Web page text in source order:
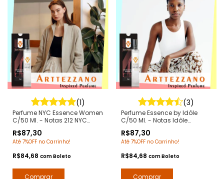
(1)
Perfume NYC Essence Women
C/50 Ml. - Notas 212 NYC
Contratipos Premium - Arte 1
Perfumes
R$87,30
Até 7%OFF no Carrinho!
R$84,68 comBoleto
(3)
Perfume Essence by Idôle
C/50 Ml. - Notas Idôle
Premium - Arte 1 Perfumes
R$87,30
Até 7%OFF no Carrinho!
R$84,68 comBoleto